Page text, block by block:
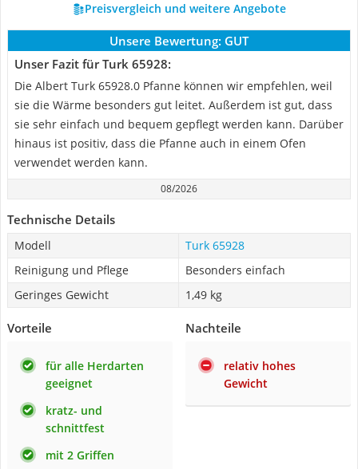
Preisvergleich und weitere Angebote
Unsere Bewertung: GUT
Unser Fazit für Turk 65928:
Die Albert Turk 65928.0 Pfanne können wir empfehlen, weil
sie die Wärme besonders gut leitet. Außerdem ist gut, dass
sie sehr einfach und bequem gepflegt werden kann. Darüber
hinaus ist positiv, dass die Pfanne auch in einem Ofen
verwendet werden kann.
08/2026
Technische Details
Modell
Turk 65928
Reinigung und Pflege
Besonders einfach
Geringes Gewicht
1,49 kg
Vorteile
für alle Herdarten
geeignet
kratz- und
schnittfest
mit 2 Griffen
Nachteile
relativ hohes
Gewicht